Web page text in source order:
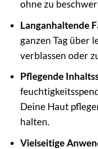
ohne zu
Langanhaltende
ganzen Tag über
verblassen oder
Pflegende
Deine Haut
halten.
Vielseitige